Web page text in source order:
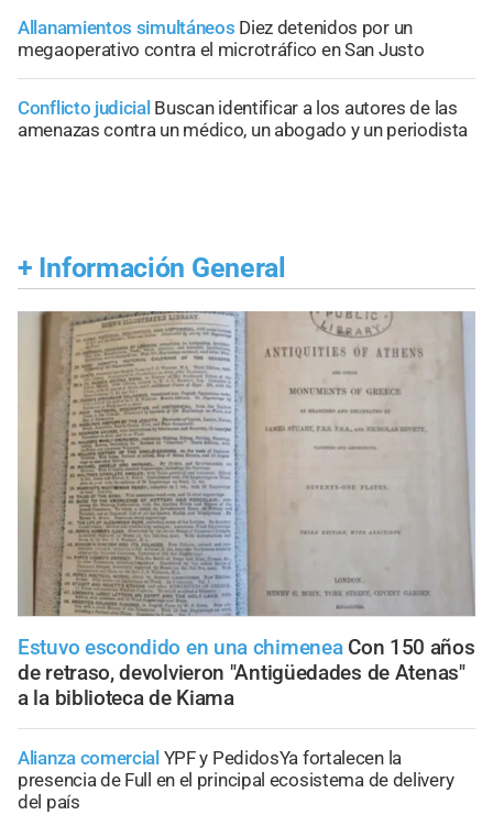
Allanamientos simultáneos Diez detenidos por un
megaoperativo contra el microtráfico en San Justo
Conflicto judicial Buscan identificar a los autores de las
amenazas contra un médico, un abogado y un periodista
+ Información General
Estuvo escondido en una chimenea Con 150 años
de retraso, devolvieron "Antigüedades de Atenas"
a la biblioteca de Kiama
Alianza comercial YPF y PedidosYa fortalecen la
presencia de Full en el principal ecosistema de delivery
del país